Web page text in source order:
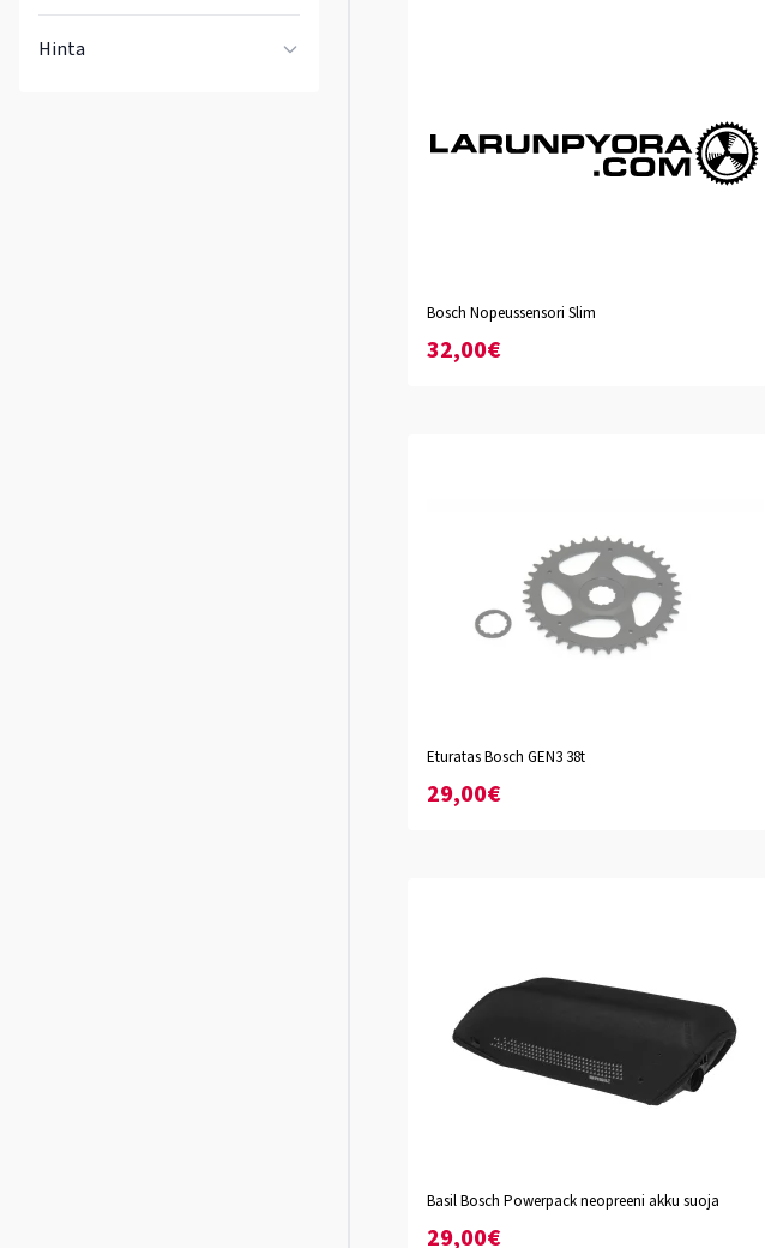
Hinta
415 615
Bosch Nopeussensori Slim
32,00€
Eturatas Bosch GEN3 38t
29,00€
Basil Bosch Powerpack neopreeni akku suoja
29,00€